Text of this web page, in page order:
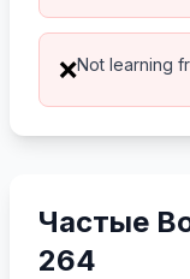
❌Not learning
Частые
264